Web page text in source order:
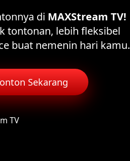
di MAXStream TV!
tontonan, lebih fleksibel
buat nemenin hari kamu.
Sekarang
TV